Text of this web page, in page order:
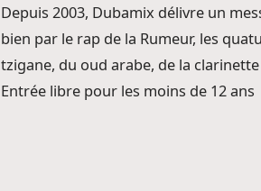
Depuis 2003, Dubamix délivre un
bien par le rap de la Rumeur, les
tzigane, du oud arabe, de la
Entrée libre pour les moins de 12 ans